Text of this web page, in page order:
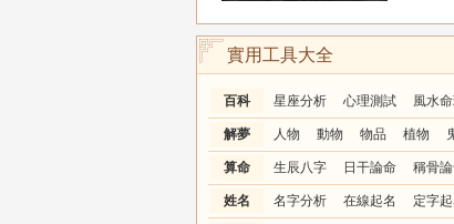
實用工具大全
百科 星座分析 心理測試 風水
解夢 人物 動物 物品 植物
算命 生辰八字 日干論命 稱骨
姓名 名字分析 在線起名 定字起